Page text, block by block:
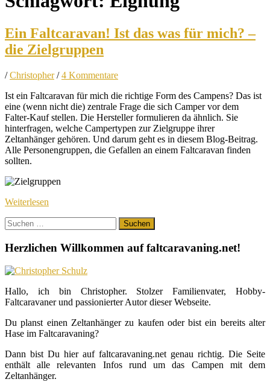
Ein Faltcaravan! Ist das was für mich? –
die Zielgruppen
/Christopher /4 Kommentare
Ist ein Faltcaravan für mich die richtige Form des Campens? Das ist
eine (wenn nicht die) zentrale Frage die sich Camper vor dem
Falter-Kauf stellen. Die Hersteller formulieren da ähnlich. Sie
hinterfragen, welche Campertypen zur Zielgruppe ihrer
Zeltanhänger gehören. Und darum geht es in diesem Blog-Beitrag.
Alle Personengruppen, die Gefallen an einem Faltcaravan finden
sollten.
Weiterlesen
Suchen
nach:
Herzlichen Willkommen auf faltcaravaning.net!
Hallo, ich bin Christopher. Stolzer Familienvater, Hobby-
Faltcaravaner und passionierter Autor dieser Webseite.
Du planst einen Zeltanhänger zu kaufen oder bist ein bereits alter
Hase im Faltcaravaning?
Dann bist Du hier auf faltcaravaning.net genau richtig. Die Seite
enthält alle relevanten Infos rund um das Campen mit dem
Zeltanhänger.